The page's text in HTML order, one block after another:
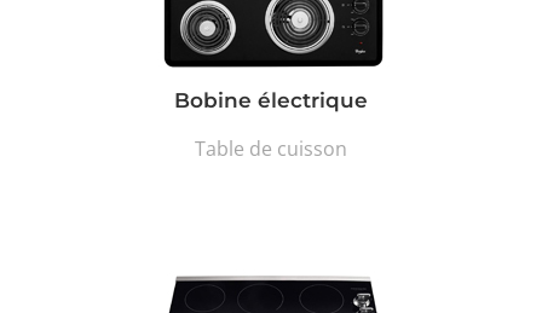
Bobine électrique
Table de cuisson